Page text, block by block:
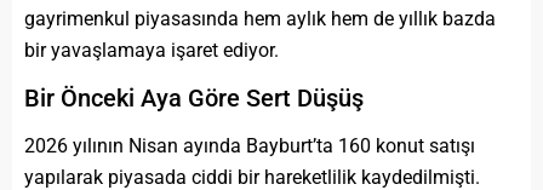
gayrimenkul piyasasında hem aylık hem de yıllık bazda
bir yavaşlamaya işaret ediyor.
Bir Önceki Aya Göre Sert Düşüş
2026 yılının Nisan ayında Bayburt’ta 160 konut satışı
yapılarak piyasada ciddi bir hareketlilik kaydedilmişti.